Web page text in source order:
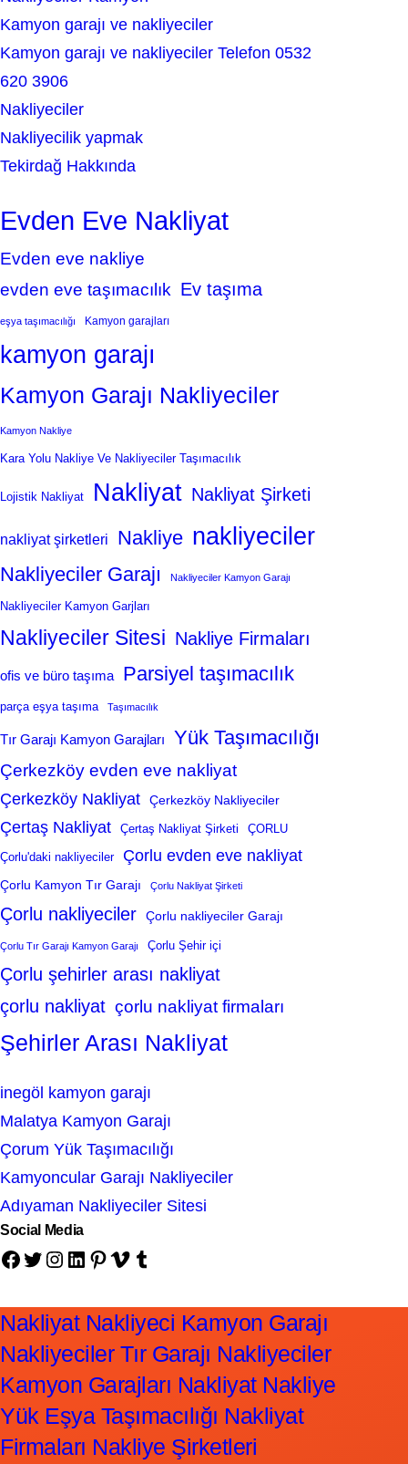
Kamyon garajı ve nakliyeciler
Kamyon garajı ve nakliyeciler Telefon 0532
620 3906
Nakliyeciler
Nakliyecilik yapmak
Tekirdağ Hakkında
Evden Eve Nakliyat
Evden eve nakliye
evden eve taşımacılık Ev taşıma
eşya taşımacılığı Kamyon garajları
kamyon garajı
Kamyon Garajı Nakliyeciler
Kamyon Nakliye
Kara Yolu Nakliye Ve Nakliyeciler Taşımacılık
Lojistik Nakliyat Nakliyat Nakliyat Şirketi
nakliyat şirketleri Nakliye nakliyeciler
Nakliyeciler Garajı Nakliyeciler Kamyon Garajı
Nakliyeciler Kamyon Garjları
Nakliyeciler Sitesi Nakliye Firmaları
ofis ve büro taşıma Parsiyel taşımacılık
parça eşya taşıma Taşımacılık
Tır Garajı Kamyon Garajları Yük Taşımacılığı
Çerkezköy evden eve nakliyat
Çerkezköy Nakliyat Çerkezköy Nakliyeciler
Çertaş Nakliyat Çertaş Nakliyat Şirketi ÇORLU
Çorlu'daki nakliyeciler Çorlu evden eve nakliyat
Çorlu Kamyon Tır Garajı Çorlu Nakliyat Şirketi
Çorlu nakliyeciler Çorlu nakliyeciler Garajı
Çorlu Tır Garajı Kamyon Garajı Çorlu Şehir içi
Çorlu şehirler arası nakliyat
çorlu nakliyat çorlu nakliyat firmaları
Şehirler Arası Nakliyat
inegöl kamyon garajı
Malatya Kamyon Garajı
Çorum Yük Taşımacılığı
Kamyoncular Garajı Nakliyeciler
Adıyaman Nakliyeciler Sitesi
Social Media
Facebook Twitter Instagram LinkedIn Pinterest Vimeo Tumblr
Nakliyat Nakliyeci Kamyon Garajı
Nakliyeciler Tır Garajı Nakliyeciler
Kamyon Garajları Nakliyat Nakliye
Yük Eşya Taşımacılığı Nakliyat
Firmaları Nakliye Şirketleri